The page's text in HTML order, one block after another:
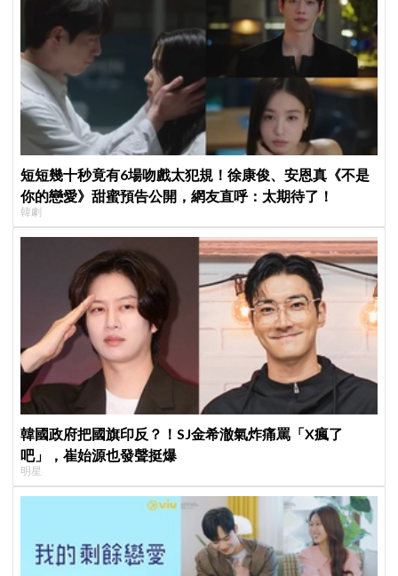
短短幾十秒竟有6場吻戲太犯規！徐康俊、安恩真《不是
你的戀愛》甜蜜預告公開，網友直呼：太期待了！
韓劇
韓國政府把國旗印反？！SJ金希澈氣炸痛罵「X瘋了
吧」，崔始源也發聲挺爆
明星